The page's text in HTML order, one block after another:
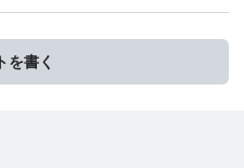
を書く